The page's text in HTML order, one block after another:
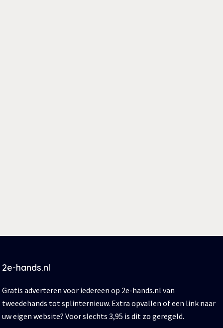
2e-hands.nl
Gratis adverteren voor iedereen op 2e-hands.nl van
tweedehands tot splinternieuw. Extra opvallen of een link naar
uw eigen website? Voor slechts 3,95 is dit zo geregeld.